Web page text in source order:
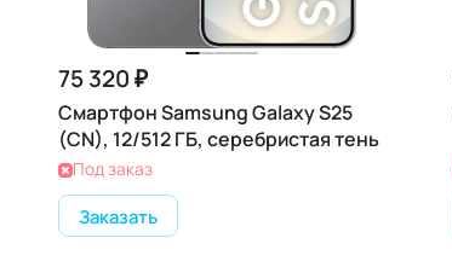
75 320 ₽
Смартфон Samsung Galaxy S25
(CN), 12/512 ГБ, серебристая тень
Под заказ
Заказать